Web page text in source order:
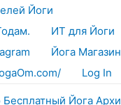
Йоги
ИТ для Йоги
Йога Магазин
Log In